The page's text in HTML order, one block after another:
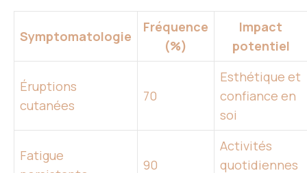
Symptomatologie
Fréquence
(%)
Impact
potentiel
Éruptions
cutanées
70
Esthétique et
confiance en
soi
Fatigue
90
Activités
quotidiennes